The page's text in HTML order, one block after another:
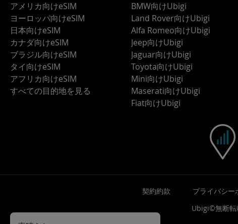
アメリカ向けeSIM
ヨーロッパ向けeSIM
日本向けeSIM
カナダ向けeSIM
ブラジル向けeSIM
タイ向けeSIM
アフリカ向けeSIM
すべての目的地を見る
BMW向けUbigi
Land Rover向けUbigi
Alfa Romeo向けUbigi
Jeep向けUbigi
Jaguar向けUbigi
Toyota向けUbigi
Mini向けUbigi
Maserati向けUbigi
Fiat向けUbigi
契約約款 プライバシー
Ubigi©無断転